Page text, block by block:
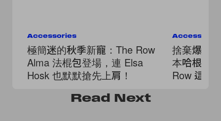
Accessories
極簡迷的秋季新寵：The Row
Alma 法棍包登場，連 Elsa
Hosk 也默默搶先上肩！
捨棄爆款
本哈根私
Row 這顆
Read Next